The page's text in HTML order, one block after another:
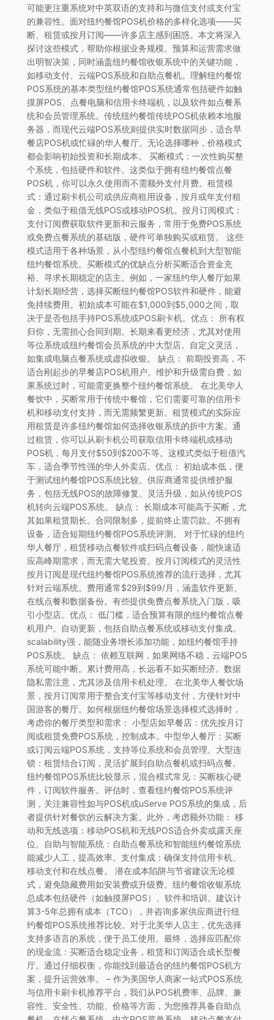
可能更注重系统对中英双语的支持和与微信支付或支付宝
的兼容性。面对纽约餐馆POS机价格的多样化选项——买
断、租赁或按月订阅——许多店主感到困惑。本文将深入
探讨这些模式，帮助你根据业务规模、预算和运营需求做
出明智决策，同时涵盖纽约餐馆收银系统中的关键功能，
如移动支付、云端POS系统和自助点餐机。理解纽约餐馆
POS系统的基本类型纽约餐馆POS系统通常包括硬件如触
摸屏POS、点餐电脑和信用卡终端机，以及软件如点餐系
统和会员管理系统。传统纽约餐馆传统POS机依赖本地服
务器，而现代云端POS系统则提供实时数据同步，适合早
餐店POS机或忙碌的华人餐厅。无论选择哪种，价格模式
都会影响初始投资和长期成本。 买断模式：一次性购买整
个系统，包括硬件和软件。这类似于拥有纽约餐馆点餐
POS机，你可以永久使用而不需额外支付月费。租赁模
式：通过刷卡机公司或供应商租用设备，按月或年支付租
金，类似于租借无线POS或移动POS机。按月订阅模式：
支付订阅费获取软件更新和云服务，常用于免费POS系统
或免费点餐系统的基础版，硬件可单独购买或租赁。 这些
模式适用于各种场景，从小型纽约餐馆点餐机到大型智能
纽约餐馆系统。买断模式的优缺点分析买断适合资金充
裕、寻求长期稳定的店主。例如，一家纽约华人餐厅如果
计划长期经营，选择买断纽约餐馆POS软件和硬件，能避
免持续费用。初始成本可能在$1,000到$5,000之间，取
决于是否包括手持POS系统或POS刷卡机。优点： 所有权
归你，无需担心合同到期。长期来看更经济，尤其对使用
等位系统或纽约餐馆会员系统的中大型店。自定义灵活，
如集成电脑点餐系统或虚拟收银。 缺点： 前期投资高，不
适合刚起步的早餐店POS机用户。维护和升级需自费，如
果系统过时，可能需更换整个纽约餐馆系统。 在北美华人
餐饮中，买断常用于传统中餐馆，它们需要可靠的信用卡
机和移动支付支持，而无需频繁更新。租赁模式的实际应
用租赁是许多纽约餐馆如何选择收银系统的折中方案。通
过租赁，你可以从刷卡机公司获取信用卡终端机或移动
POS机，每月支付$50到$200不等。这模式类似于租借汽
车，适合季节性强的华人外卖店。优点： 初始成本低，便
于测试纽约餐馆POS系统比较。供应商通常提供维护服
务，包括无线POS的故障修复。灵活升级，如从传统POS
机转向云端POS系统。 缺点： 长期成本可能高于买断，尤
其如果租赁期长。合同限制多，提前终止需罚款。不拥有
设备，适合短期纽约餐馆POS系统评测。 对于忙碌的纽约
华人餐厅，租赁移动点餐软件或扫码点餐设备，能快速适
应高峰期需求，而无需大笔投资。按月订阅模式的灵活性
按月订阅是现代纽约餐馆POS系统推荐的流行选择，尤其
针对云端系统。费用通常$29到$99/月，涵盖软件更新、
在线点餐和数据备份。有些提供免费点餐系统入门版，吸
引小型店。优点： 低门槛，适合预算有限的纽约餐馆点餐
机用户。自动更新，包括自助点餐系统或移动支付集成。
scalability强，能随业务增长添加功能，如纽约餐馆手持
POS系统。 缺点： 依赖互联网，如果网络不稳，云端POS
系统可能中断。累计费用高，长远看不如买断经济。数据
隐私需注意，尤其涉及信用卡机处理。 在北美华人餐饮场
景，按月订阅常用于整合支付宝等移动支付，方便针对中
国游客的餐厅。如何根据纽约餐馆场景选择模式选择时，
考虑你的餐厅类型和需求： 小型店如早餐店：优先按月订
阅或租赁免费POS系统，控制成本。中型华人餐厅：买断
或订阅云端POS系统，支持等位系统和会员管理。大型连
锁：租赁结合订阅，灵活扩展到自助点餐机或扫码点餐。
纽约餐馆POS系统比较显示，混合模式常见：买断核心硬
件，订阅软件服务。评估时，查看纽约餐馆POS系统评
测，关注兼容性如与POS机或uServe POS系统的集成，后
者提供针对餐饮的云解决方案。此外，考虑额外功能： 移
动和无线选项：移动POS机和无线POS适合外卖或露天座
位。自助与智能系统：自助点餐系统和智能纽约餐馆系统
能减少人工，提高效率。支付集成：确保支持信用卡机、
移动支付和在线点餐。 潜在成本陷阱与节省建议无论模
式，避免隐藏费用如安装费或升级费。纽约餐馆收银系统
总成本包括硬件（如触摸屏POS）、软件和培训。建议计
算3-5年总拥有成本（TCO），并咨询多家供应商进行纽
约餐馆POS系统推荐比较。对于北美华人店主，优先选择
支持多语言的系统，便于员工使用。最终，选择应匹配你
的现金流：买断适合稳定业务，租赁和订阅适合成长型餐
厅。通过仔细权衡，你能找到最适合的纽约餐馆POS机方
案，提升运营效率。 – 作为美国华人商家一站式POS系统
与信用卡刷卡机推荐平台，我们从POS机费率、品牌、兼
容性、安全性、功能、价格等方面，为您推荐具备自助点